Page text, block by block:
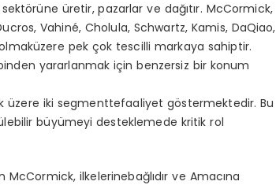
sektörüne üretir,pazarlar ve dağıtır. McCormick,
Vahiné, Cholula, Schwartz, Kamis, DaQiao,
üzere pek çok tescilli markaya sahiptir.
yararlanmak için benzersiz bir konum
üzere iki segmenttefaaliyet göstermektedir. Bu
büyümeyi desteklemede kritik rol
McCormick,ilkelerinebağlıdır ve Amacına